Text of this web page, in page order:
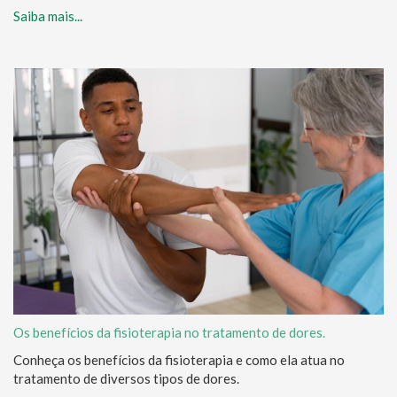
Saiba mais...
Os benefícios da fisioterapia no tratamento de dores.
Conheça os benefícios da fisioterapia e como ela atua no
tratamento de diversos tipos de dores.